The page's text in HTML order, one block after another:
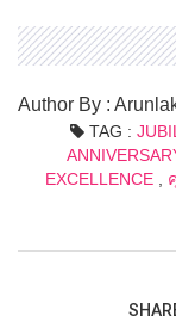
Author By :
TAG :
EXCELLENCE,